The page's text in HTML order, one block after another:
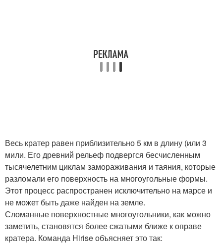
Весь кратер равен приблизительно 5 км в длину (или 3
мили. Его древний рельеф подвергся бесчисленным
тысячелетним циклам замораживания и таяния, которые
разломали его поверхность на многоугольные формы.
Этот процесс распространен исключительно на марсе и
не может быть даже найден на земле.
Сломанные поверхностные многоугольники, как можно
заметить, становятся более сжатыми ближе к оправе
кратера. Команда Hirise объясняет это так: